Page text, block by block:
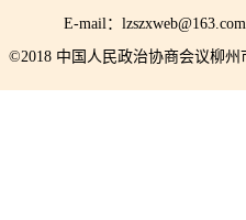
E-mail：
： ©2018 中国人民政治协